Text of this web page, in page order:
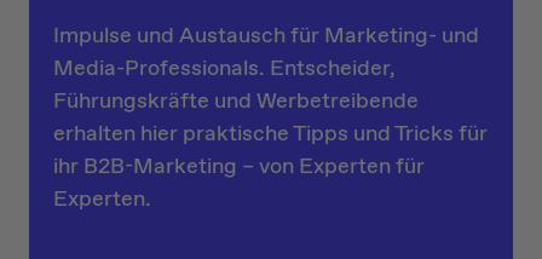
Impulse und Austausch für Marketing- und
Media-Professionals. Entscheider,
Führungskräfte und Werbetreibende
erhalten hier praktische Tipps und Tricks für
ihr B2B-Marketing – von Experten für
Experten.